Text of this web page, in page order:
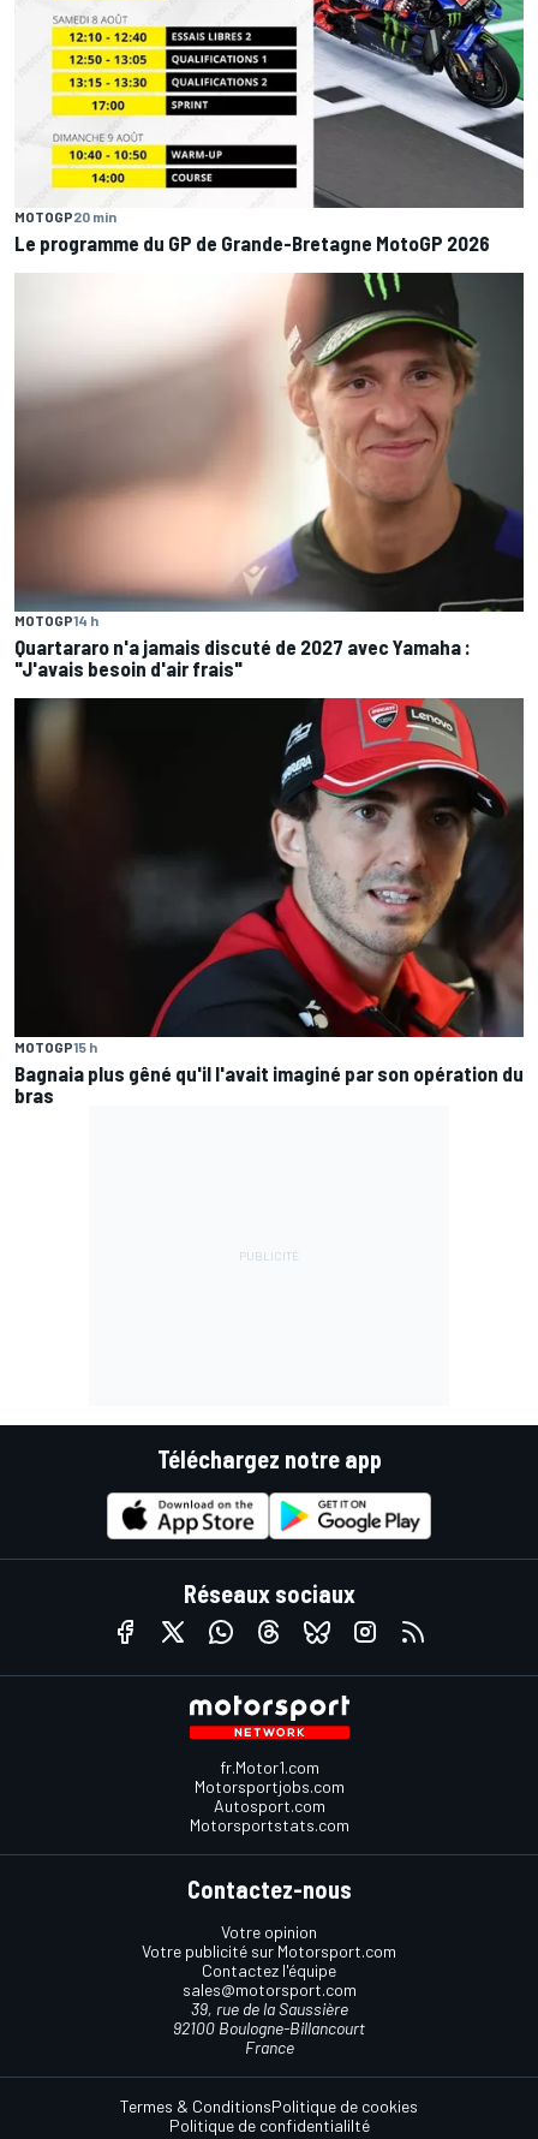
MOTOGP20 min
Le programme du GP de Grande-Bretagne MotoGP 2026
MOTOGP14 h
Quartararo n'a jamais discuté de 2027 avec Yamaha :
"J'avais besoin d'air frais"
MOTOGP15 h
Bagnaia plus gêné qu'il l'avait imaginé par son opération du
bras
Téléchargez notre app
Réseaux sociaux
fr.Motor1.com
Motorsportjobs.com
Autosport.com
Motorsportstats.com
Contactez-nous
Votre opinion
Votre publicité sur Motorsport.com
Contactez l'équipe
sales@motorsport.com
39, rue de la Saussière
92100 Boulogne-Billancourt
France
Termes & ConditionsPolitique de cookies
Politique de confidentialilté